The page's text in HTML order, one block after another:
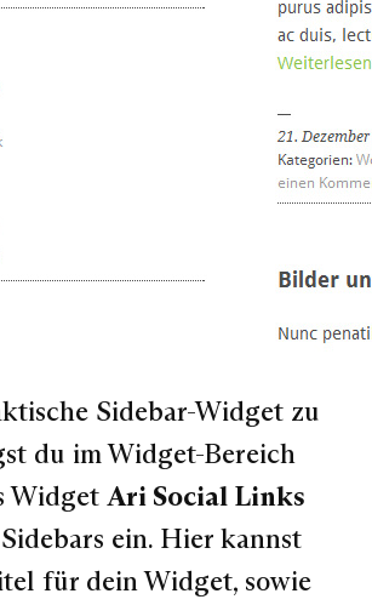
Sidebar-Widget zu
du im Widget-Bereich
Widget Ari Social Links
ein. Hier kannst
für dein Widget, sowie